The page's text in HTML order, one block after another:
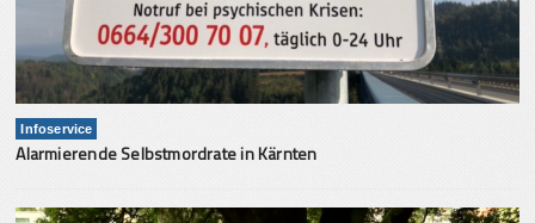
Infoservice
Alarmierende Selbstmordrate in Kärnten